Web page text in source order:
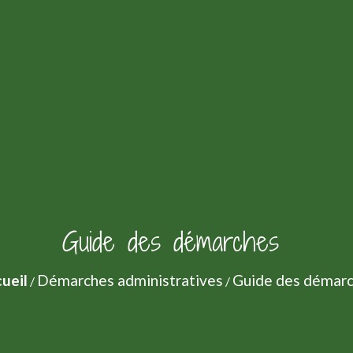
Guide des démarches
/ Démarches administratives / Guide des